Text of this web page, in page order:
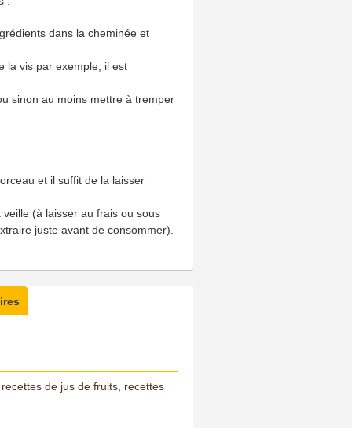
dans la cheminée et
la vis par exemple, il est
sinon au moins mettre à tremper
et il suffit de la laisser
(à laisser au frais ou sous
juste avant de consommer).
recettes de jus de fruits recettes